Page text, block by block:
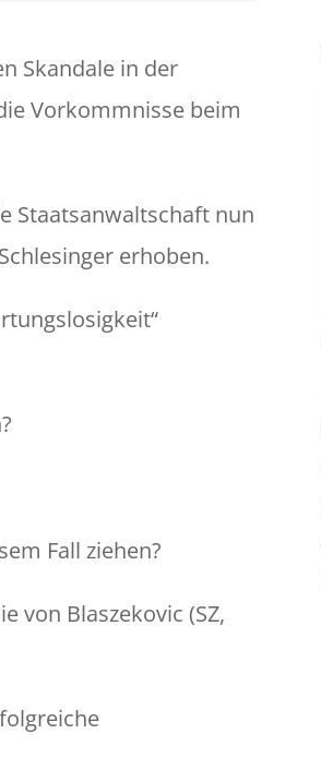
Skandale in der
Vorkommnisse beim
Staatsanwaltschaft nun
erhoben.
Fall ziehen?
von Blaszekovic (SZ,